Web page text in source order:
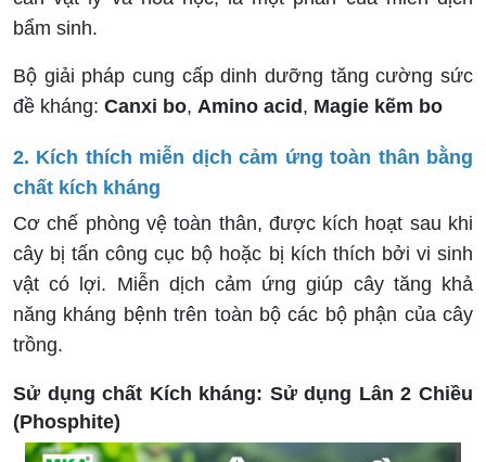
bẩm sinh.
Bộ giải pháp cung cấp dinh dưỡng tăng cường sức
đề kháng: Canxi bo, Amino acid , Magie kẽm bo
2. Kích thích miễn dịch cảm ứng toàn thân bằng
chất kích kháng
Cơ chế phòng vệ toàn thân, được kích hoạt sau khi
cây bị tấn công cục bộ hoặc bị kích thích bởi vi sinh
vật có lợi. Miễn dịch cảm ứng giúp cây tăng khả
năng kháng bệnh trên toàn bộ các bộ phận của cây
trồng.
Sử dụng chất Kích kháng: Sử dụng Lân 2 Chiều
(Phosphite)